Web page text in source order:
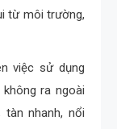
từ môi trường,
việc sử dụng
ra ngoài
nhanh, nổi